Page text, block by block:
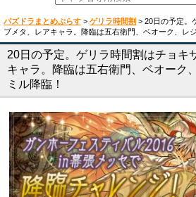
パズドラまとめぷらす > ゲリラ時間割 > 20日の予定。
ブメタ、レアキャラ。降臨は五右衛門、ベオーク、レ
20日の予定。ゲリラ時間割はチョキ
キャラ。降臨は五右衛門、ベオーク
ミル降臨！